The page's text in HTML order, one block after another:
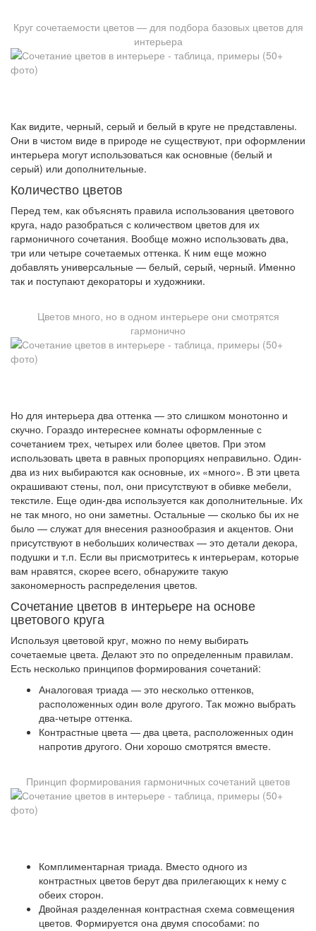
Круг сочетаемости цветов — для подбора базовых цветов для
интерьера
Как видите, черный, серый и белый в круге не представлены.
Они в чистом виде в природе не существуют, при оформлении
интерьера могут использоваться как основные (белый и
серый) или дополнительные.
Количество цветов
Перед тем, как объяснять правила использования цветового
круга, надо разобраться с количеством цветов для их
гармоничного сочетания. Вообще можно использовать два,
три или четыре сочетаемых оттенка. К ним еще можно
добавлять универсальные — белый, серый, черный. Именно
так и поступают декораторы и художники.
Цветов много, но в одном интерьере они смотрятся
гармонично
Но для интерьера два оттенка — это слишком монотонно и
скучно. Гораздо интереснее комнаты оформленные с
сочетанием трех, четырех или более цветов. При этом
использовать цвета в равных пропорциях неправильно. Один-
два из них выбираются как основные, их «много». В эти цвета
окрашивают стены, пол, они присутствуют в обивке мебели,
текстиле. Еще один-два используется как дополнительные. Их
не так много, но они заметны. Остальные — сколько бы их не
было — служат для внесения разнообразия и акцентов. Они
присутствуют в небольших количествах — это детали декора,
подушки и т.п. Если вы присмотритесь к интерьерам, которые
вам нравятся, скорее всего, обнаружите такую
закономерность распределения цветов.
Сочетание цветов в интерьере на основе
цветового круга
Используя цветовой круг, можно по нему выбирать
сочетаемые цвета. Делают это по определенным правилам.
Есть несколько принципов формирования сочетаний:
Аналоговая триада — это несколько оттенков,
расположенных один воле другого. Так можно выбрать
два-четыре оттенка.
Контрастные цвета — два цвета, расположенных один
напротив другого. Они хорошо смотрятся вместе.
Принцип формирования гармоничных сочетаний цветов
Комплиментарная триада. Вместо одного из
контрастных цветов берут два прилегающих к нему с
обеих сторон.
Двойная разделенная контрастная схема совмещения
цветов. Формируется она двумя способами: по